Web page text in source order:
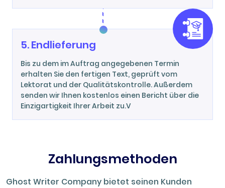
5. Endlieferung
Bis zu dem im Auftrag angegebenen Termin
erhalten Sie den fertigen Text, geprüft vom
Lektorat und der Qualitätskontrolle. Außerdem
senden wir Ihnen kostenlos einen Bericht über die
Einzigartigkeit Ihrer Arbeit zu.V
Zahlungsmethoden
Ghost Writer Company bietet seinen Kunden